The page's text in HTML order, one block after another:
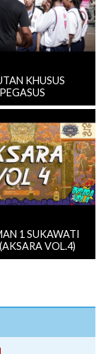
KHUSUS
PEGASUS
1 SUKAWATI
VOL.4)